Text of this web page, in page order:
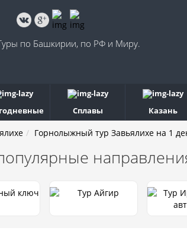
по Башкирии, по РФ и Миру.
Сплавы Казань
Горнолыжный тур Завьялихе на 1